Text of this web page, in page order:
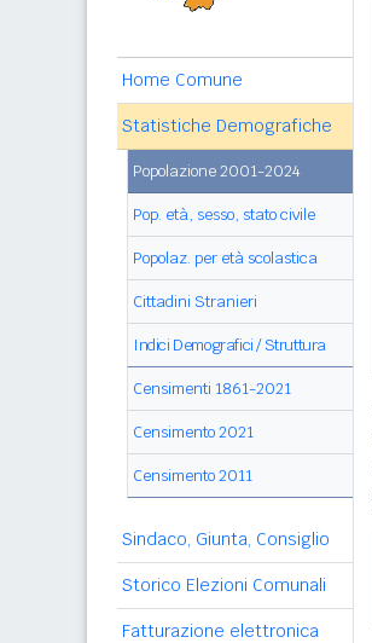
Home Comune
Statistiche Demografiche
Popolazione 2001-2024
Pop. età, sesso, stato civile
Popolaz. per età scolastica
Cittadini Stranieri
Indici Demografici / Struttura
Censimenti 1861-2021
Censimento 2021
Censimento 2011
Sindaco, Giunta, Consiglio
Storico Elezioni Comunali
Fatturazione elettronica